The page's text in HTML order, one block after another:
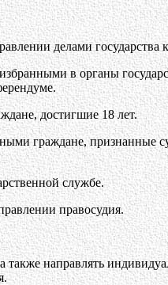
делами государства
в органы
достигшие 18 лет.
граждане, признанные
службе.
правосудия.
направлять